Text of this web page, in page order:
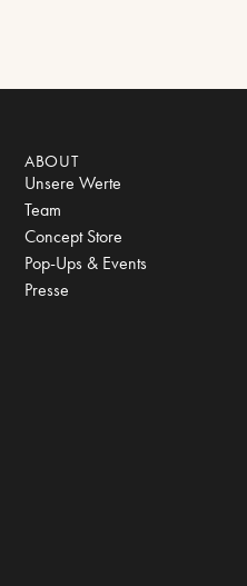
ABOUT
Unsere Werte
Team
Concept Store
Pop-Ups & Events
Presse